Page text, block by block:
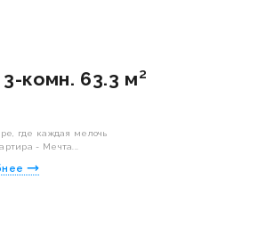
комн. 63.3 м²
где каждая мелочь
- Мечта...